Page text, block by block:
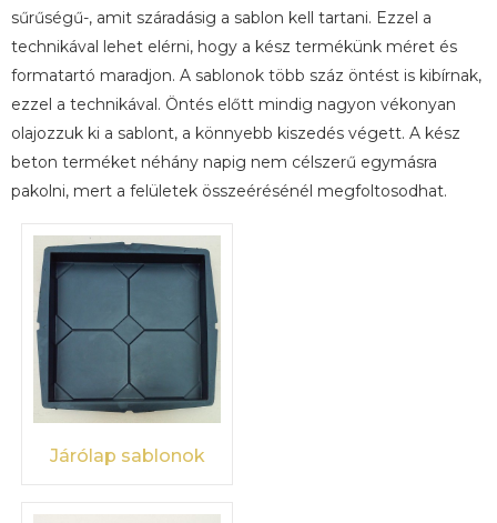
sűrűségű-, amit száradásig a sablon kell tartani. Ezzel a
technikával lehet elérni, hogy a kész termékünk méret és
formatartó maradjon. A sablonok több száz öntést is kibírnak,
ezzel a technikával. Öntés előtt mindig nagyon vékonyan
olajozzuk ki a sablont, a könnyebb kiszedés végett. A kész
beton terméket néhány napig nem célszerű egymásra
pakolni, mert a felületek összeérésénél megfoltosodhat.
Járólap sablonok